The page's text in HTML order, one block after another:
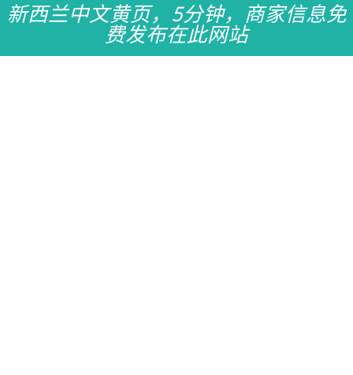
新西兰中文黄页，5分钟，商家信息免
费发布在此网站